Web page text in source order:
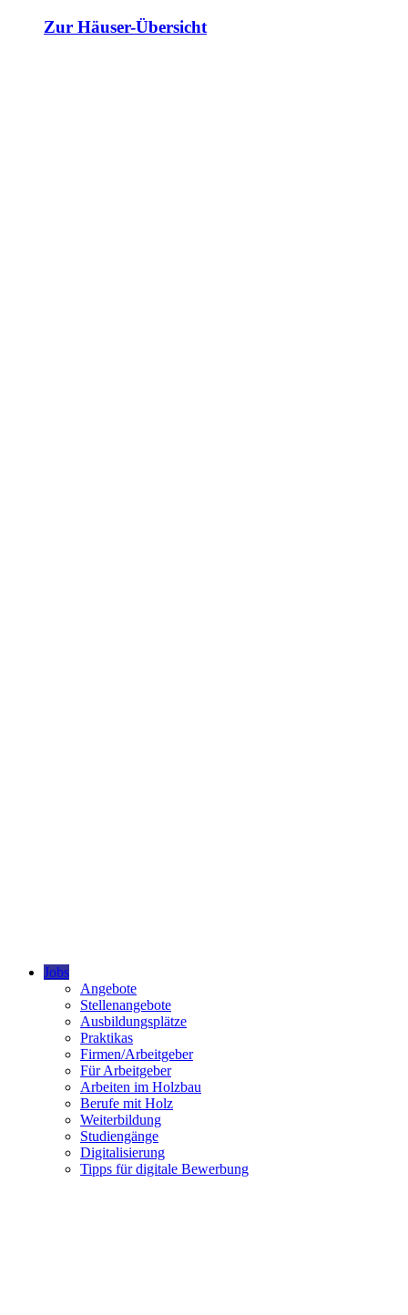
Zur Häuser-Übersicht
Jobs
Angebote
Stellenangebote
Ausbildungsplätze
Praktikas
Firmen/Arbeitgeber
Für Arbeitgeber
Arbeiten im Holzbau
Berufe mit Holz
Weiterbildung
Studiengänge
Digitalisierung
Tipps für digitale Bewerbung